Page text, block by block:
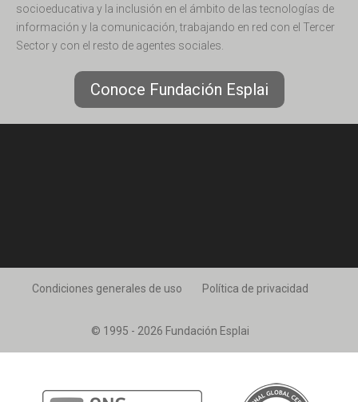
socioeducativa y la inclusión en el ámbito de las tecnologías de
información y la comunicación, trabajando en red con el Tercer
Sector y con el resto de agentes sociales.
Conoce Fundación Esplai
© 1995 - 2026 Fundación Esplai
Condiciones generales de uso Política de privacidad